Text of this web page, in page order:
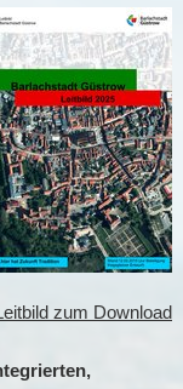
zum Download